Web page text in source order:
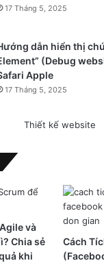
17 Tháng 5, 2025
dẫn hiển thị
(Debug
Apple
17 Tháng 5, 2025
và
Chia sẻ
khi
Cách